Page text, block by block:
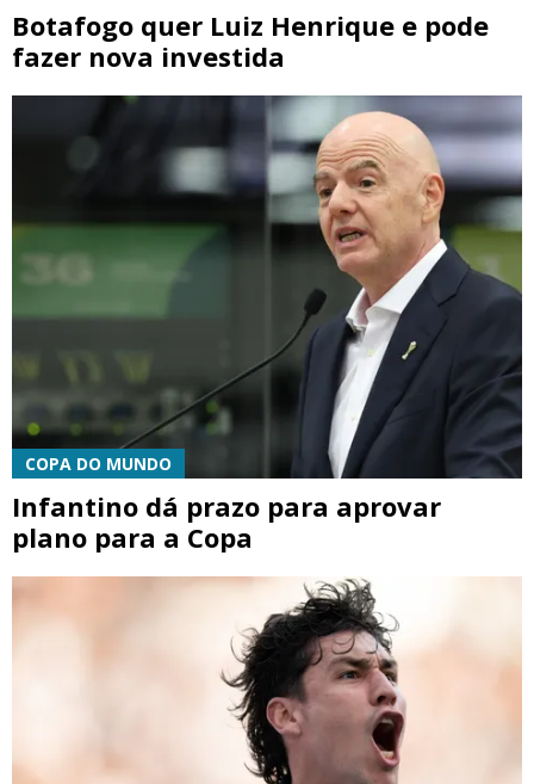
Botafogo quer Luiz Henrique e pode
fazer nova investida
COPA DO MUNDO
Infantino dá prazo para aprovar
plano para a Copa